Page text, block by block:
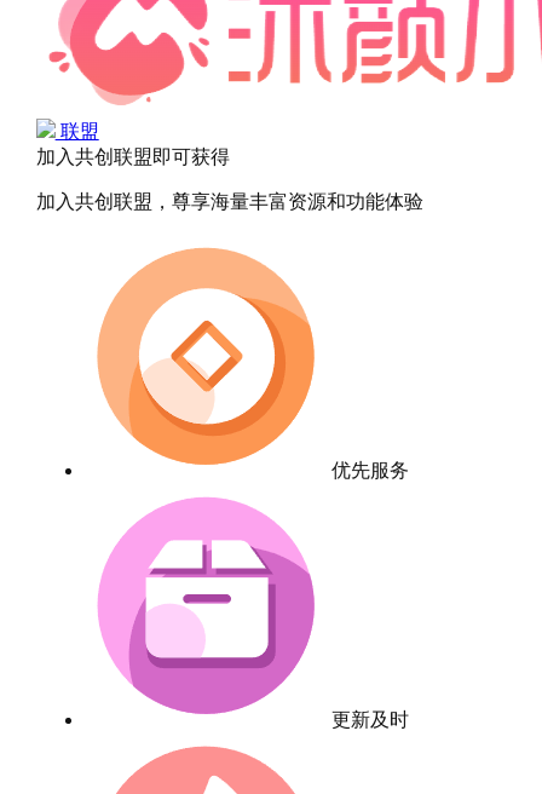
联盟
加入共创联盟即可获得
加入共创联盟，尊享海量丰富资源和功能体验
优先服务
更新及时